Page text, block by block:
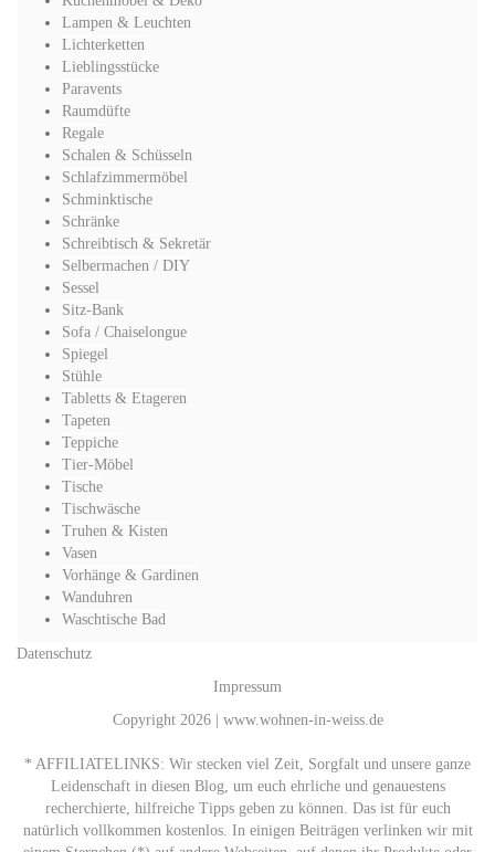
Lampen & Leuchten
Lichterketten
Lieblingsstücke
Paravents
Raumdüfte
Regale
Schalen & Schüsseln
Schlafzimmermöbel
Schminktische
Schränke
Schreibtisch & Sekretär
Selbermachen / DIY
Sessel
Sitz-Bank
Sofa / Chaiselongue
Spiegel
Stühle
Tabletts & Etageren
Tapeten
Teppiche
Tier-Möbel
Tische
Tischwäsche
Truhen & Kisten
Vasen
Vorhänge & Gardinen
Wanduhren
Waschtische Bad
Datenschutz
Impressum
Copyright 2026 | www.wohnen-in-weiss.de
* AFFILIATELINKS: Wir stecken viel Zeit, Sorgfalt und unsere ganze
Leidenschaft in diesen Blog, um euch ehrliche und genauestens
recherchierte, hilfreiche Tipps geben zu können. Das ist für euch
natürlich vollkommen kostenlos. In einigen Beiträgen verlinken wir mit